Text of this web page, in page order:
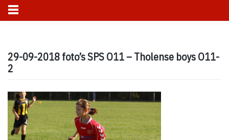
content
29-09-2018 foto’s SPS O11 – Tholense boys O11-
2